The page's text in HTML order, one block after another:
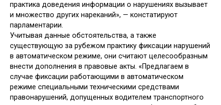
практика доведения информации о нарушениях вызывает
и множество других нареканий», — констатируют
парламентарии.
Учитывая данные обстоятельства, а также
существующую за рубежом практику фиксации нарушений
в автоматическом режиме, они считают целесообразным
внести дополнения в правовые акты. «Предлагаем в
случае фиксации работающими в автоматическом
режиме специальными техническими средствами
правонарушений, допущенных водителем транспортного